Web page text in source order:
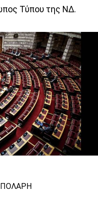
Τύπου της ΝΔ.